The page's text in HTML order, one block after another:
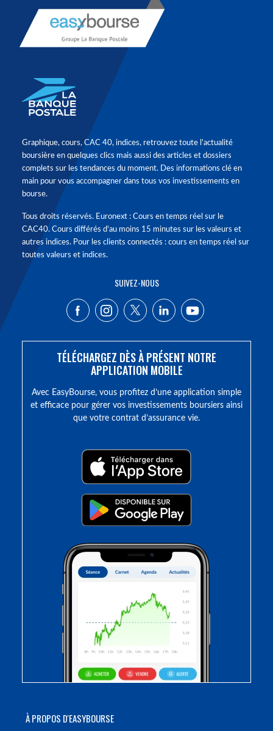
À PROPOS D'EASYBOURSE
Graphique, cours, CAC 40, indices, retrouvez toute l'actualité
boursière en quelques clics mais aussi des articles et dossiers
complets sur les tendances du moment. Des informations clé en
main pour vous accompagner dans tous vos investissements en
bourse.
Tous droits réservés. Euronext : Cours en temps réel sur le
CAC40. Cours différés d'au moins 15 minutes sur les valeurs et
autres indices. Pour les clients connectés : cours en temps réel sur
toutes valeurs et indices.
SUIVEZ-NOUS
TÉLÉCHARGEZ DÈS À PRÉSENT NOTRE
APPLICATION MOBILE
Avec EasyBourse, vous profitez d’une application simple
et efficace pour gérer vos investissements boursiers ainsi
que votre contrat d’assurance vie.